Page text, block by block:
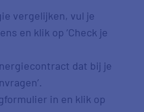
vergelijken, vul je
en klik op ‘Check je
dat bij je
in en klik op